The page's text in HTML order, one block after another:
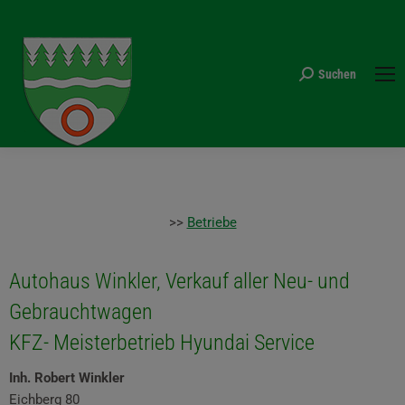
Search:
Suchen
>> Betriebe
Autohaus Winkler, Verkauf aller Neu- und
Gebrauchtwagen
KFZ- Meisterbetrieb Hyundai Service
Inh. Robert Winkler
Eichberg 80